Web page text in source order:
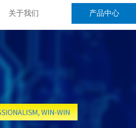
关于我们 产品中心